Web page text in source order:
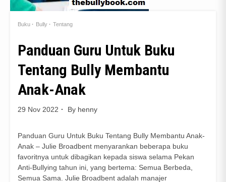
Buku Bully Tentang
Panduan Guru Untuk Buku
Tentang Bully Membantu
Anak-Anak
29 Nov 2022 By henny
Panduan Guru Untuk Buku Tentang Bully Membantu Anak-
Anak – Julie Broadbent menyarankan beberapa buku
favoritnya untuk dibagikan kepada siswa selama Pekan
Anti-Bullying tahun ini, yang bertema: Semua Berbeda,
Semua Sama. Julie Broadbent adalah manajer